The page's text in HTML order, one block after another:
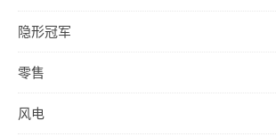
隐形冠军
零售
风电